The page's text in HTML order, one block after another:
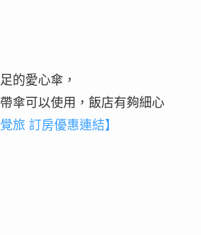
的愛心傘，
傘可以使用，飯店有夠細心
旅 訂房優惠連結】